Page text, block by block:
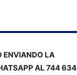
ENVIANDO LA
AL 744 634